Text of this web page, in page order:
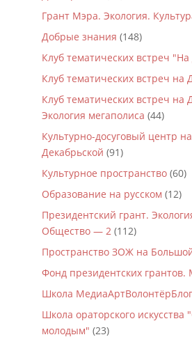
Грант Мэра. Экология.
Добрые знания (148)
Клуб тематических встреч
Клуб тематических встреч на
Клуб тематических встреч на
Экология мегаполиса (44)
Культурно-досуговый центр
Декабрьской (91)
Культурное пространство(60)
Образование на русском (12)
Президентский грант.
Общество — 2(112)
Пространство ЗОЖ на
Фонд президентских
Школа
Школа ораторского искусства
молодым" (23)